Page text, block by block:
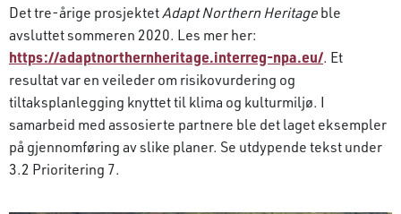
Det tre-årige prosjektetAdapt Northern Heritageble
avsluttet sommeren 2020. Les mer her:
https://adaptnorthernheritage.interreg-npa.eu/. Et
resultat var en veileder om risikovurdering og
tiltaksplanlegging knyttet til klima og kulturmiljø. I
samarbeid med assosierte partnere ble det laget eksempler
på gjennomføring av slike planer. Se utdypende tekst under
3.2 Prioritering 7.